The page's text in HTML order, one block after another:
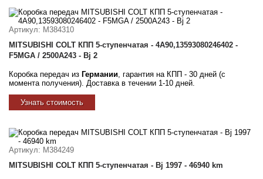
Артикул: M384310
MITSUBISHI COLT КПП 5-ступенчатая - 4A90,13593080246402 -
F5MGA / 2500A243 - Bj 2
Коробка передач из Германии, гарантия на КПП - 30 дней (с
момента получения). Доставка в течении 1-10 дней.
Узнать стоимость
Артикул: M384249
MITSUBISHI COLT КПП 5-ступенчатая - Bj 1997 - 46940 km